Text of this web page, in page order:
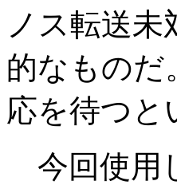
ノス転送
的なものだ
応を待つと
今回使用